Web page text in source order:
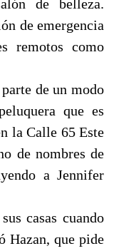
de belleza.
de emergencia
remotos como
de un modo
que es
la Calle 65 Este
de nombres de
a Jennifer
casas cuando
Hazan, que pide